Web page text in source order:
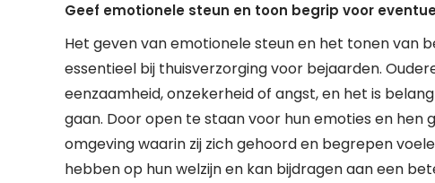
Geef emotionele steun en toon begrip voor
Het geven van emotionele steun en het tonen van
essentieel bij thuisverzorging voor bejaarden.
eenzaamheid, onzekerheid of angst, en het is
gaan. Door open te staan voor hun emoties en
omgeving waarin zij zich gehoord en begrepen
hebben op hun welzijn en kan bijdragen aan een